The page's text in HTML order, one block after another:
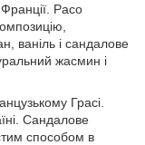
Paco
ваніль і сандалове
жасмин і
Грасі.
Сандалове
способом в